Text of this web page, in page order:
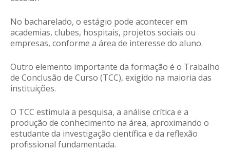
No bacharelado, o estágio pode acontecer em
academias, clubes, hospitais, projetos sociais ou
empresas, conforme a área de interesse do aluno.
Outro elemento importante da formação é o Trabalho
de Conclusão de Curso (TCC), exigido na maioria das
instituições.
O TCC estimula a pesquisa, a análise crítica e a
produção de conhecimento na área, aproximando o
estudante da investigação científica e da reflexão
profissional fundamentada.